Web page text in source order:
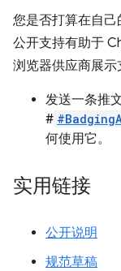
您是否打算在自
公开支持有助于
浏览器供应商展示
发送一条推
#
何使用它。
实用链接
公开说明
规范草稿